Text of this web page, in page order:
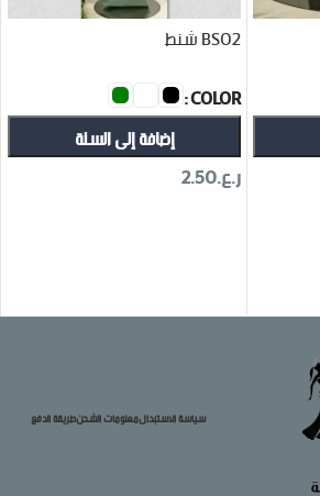
BS02 شنط
COLOR
إضافة إلى السلة
ر.ع.2.50
سياسة الاستبدالمعلومات الشحنطريقة الدفع